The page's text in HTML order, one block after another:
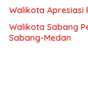
Walikota Apresiasi
Walikota Sabang
Sabang-Medan